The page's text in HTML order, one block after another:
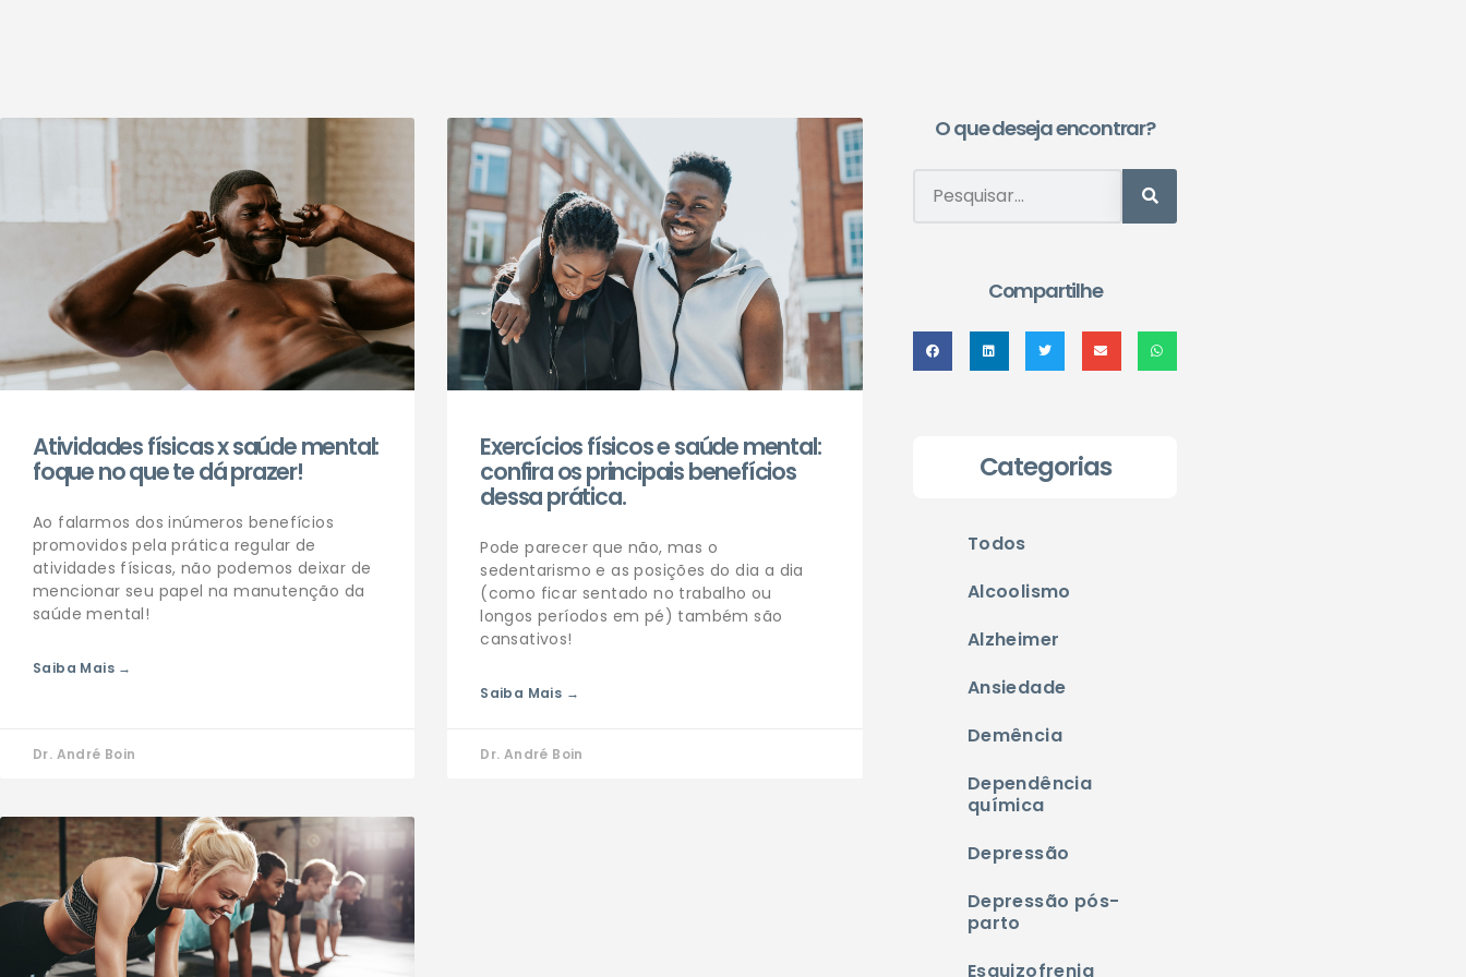
Atividades físicas x saúde mental:
foque no que te dá prazer!
Ao falarmos dos inúmeros benefícios
promovidos pela prática regular de
atividades físicas, não podemos deixar de
mencionar seu papel na manutenção da
saúde mental!
Saiba Mais →
Dr. André Boin
Exercícios físicos e saúde mental:
confira os principais benefícios
dessa prática.
Pode parecer que não, mas o
sedentarismo e as posições do dia a dia
(como ficar sentado no trabalho ou
longos períodos em pé) também são
cansativos!
Saiba Mais →
Dr. André Boin
O que deseja encontrar?
Compartilhe
Categorias
Todos
Alcoolismo
Alzheimer
Ansiedade
Demência
Dependência
química
Depressão
Depressão pós-
parto
Esquizofrenia